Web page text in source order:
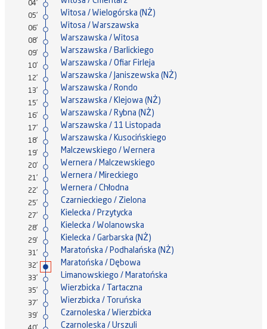
04'
05' Witosa / Wielogórska (NŻ)
06' Witosa / Warszawska
08' Warszawska / Witosa
09' Warszawska / Barlickiego
10' Warszawska / Ofiar Firleja
12' Warszawska / Janiszewska (NŻ)
13' Warszawska / Rondo
15' Warszawska / Klejowa (NŻ)
16' Warszawska / Rybna (NŻ)
17' Warszawska / 11 Listopada
18' Warszawska / Kusocińskiego
19' Malczewskiego / Wernera
20' Wernera / Malczewskiego
21' Wernera / Mireckiego
22' Wernera / Chłodna
25' Czarnieckiego / Zielona
27' Kielecka / Przytycka
28' Kielecka / Wolanowska
29' Kielecka / Garbarska (NŻ)
31' Maratońska / Podhalańska (NŻ)
32' Maratońska / Dębowa
33' Limanowskiego / Maratońska
35' Wierzbicka / Tartaczna
37' Wierzbicka / Toruńska
39' Czarnoleska / Wierzbicka
Czarnoleska / Urszuli